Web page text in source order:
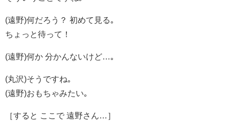
(遠野)何だろう？ 初めて見る｡
ちょっと待って！
(遠野)何か 分かんないけど…｡
(丸沢)そうですね｡
(遠野)おもちゃみたい｡
［すると ここで 遠野さん…］